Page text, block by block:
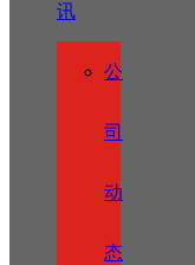
讯
公
司
动
态